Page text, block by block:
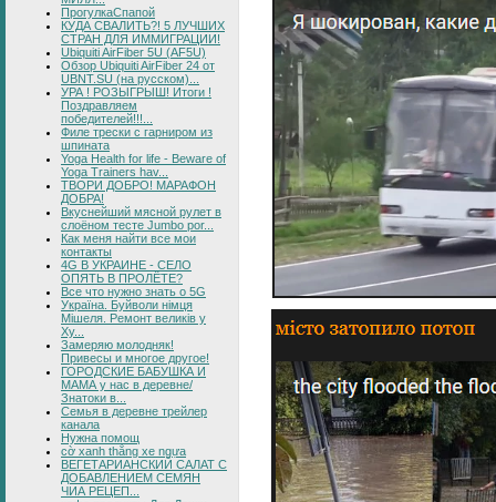
ПрогулкаСпапой
КУДА СВАЛИТЬ?! 5 ЛУЧШИХ
СТРАН ДЛЯ ИММИГРАЦИИ!
Ubiquiti AirFiber 5U (AF5U)
Обзор Ubiquiti AirFiber 24 от
UBNT.SU (на русском)...
УРА ! РОЗЫГРЫШ! Итоги !
Поздравляем
победителей!!!...
Филе трески с гарниром из
шпината
Yoga Health for life - Beware of
Yoga Trainers hav...
ТВОРИ ДОБРО! МАРАФОН
ДОБРА!
Вкуснейший мясной рулет в
слоёном тесте Jumbo por...
Как меня найти все мои
контакты
4G В УКРАИНЕ - СЕЛО
ОПЯТЬ В ПРОЛЁТЕ?
Все что нужно знать о 5G
Україна. Буйволи німця
Мішеля. Ремонт великів у
Ху...
Замеряю молодняк!
Привесы и многое другое!
ГОРОДСКИЕ БАБУШКА И
МАМА у нас в деревне/
Знатоки в...
Семья в деревне трейлер
канала
Нужна помощ
cờ xanh thắng xe ngựa
ВЕГЕТАРИАНСКИЙ САЛАТ С
ДОБАВЛЕНИЕМ СЕМЯН
ЧИА РЕЦЕП...